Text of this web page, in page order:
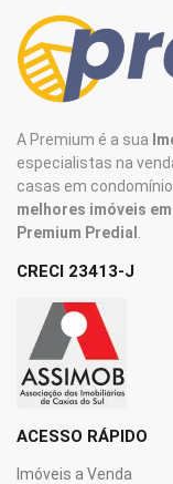
A Premium é a sua
especialistas na
casas em
melhores imóveis
Premium Predial
CRECI 23413-J
ACESSO RÁPIDO
Imóveis a Venda